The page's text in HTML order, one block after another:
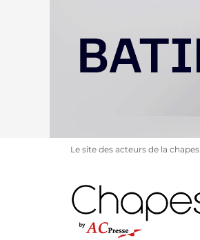
Le site des acteurs de la chapes